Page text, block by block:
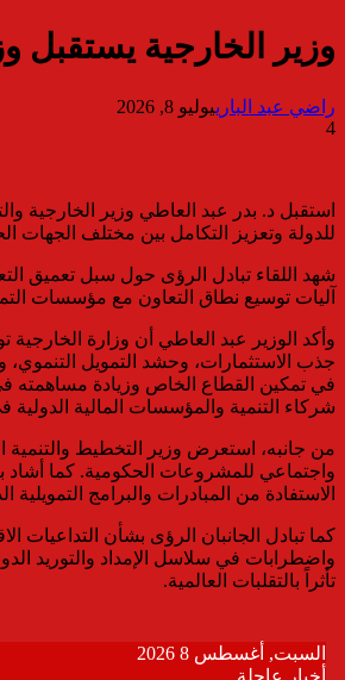
وزير الخارجية يستقبل
راضي عبد البارييوليو 8, 2026
4
استقبل د. بدر عبد العاطي وزير الخارجية
للدولة وتعزيز التكامل بين مختلف الجهات
شهد اللقاء تبادل الرؤى حول سبل تعميق
آليات توسيع نطاق التعاون مع مؤسسات
وأكد الوزير عبد العاطي أن وزارة الخارجية
جذب الاستثمارات، وحشد التمويل التنموي،
في تمكين القطاع الخاص وزيادة مساهمته في
شركاء التنمية والمؤسسات المالية الدولية
من جانبه، استعرض وزير التخطيط والتنمية
واجتماعي للمشروعات الحكومية. كما أشاد
الاستفادة من المبادرات والبرامج
كما تبادل الجانبان الرؤى بشأن التداعيات
واضطرابات في سلاسل الإمداد والتوريد
تأثراً بالتقلبات العالمية.